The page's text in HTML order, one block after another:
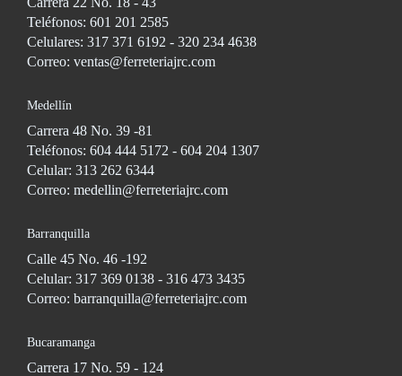
Teléfonos: 601 201 2585
Celulares: 317 371 6192 - 320 234 4638
Correo: ventas@ferreteriajrc.com
Medellín
Carrera 48 No. 39 -81
Teléfonos: 604 444 5172 - 604 204 1307
Celular: 313 262 6344
Correo: medellin@ferreteriajrc.com
Barranquilla
Calle 45 No. 46 -192
Celular: 317 369 0138 - 316 473 3435
Correo: barranquilla@ferreteriajrc.com
Bucaramanga
Carrera 17 No. 59 - 124